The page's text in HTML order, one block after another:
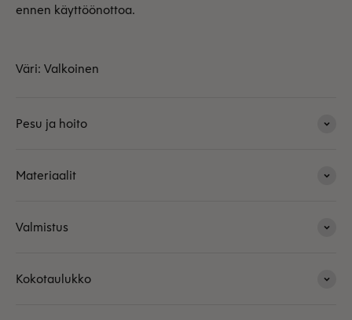
ennen käyttöönottoa.
Väri: Valkoinen
Pesu ja hoito
Materiaalit
Valmistus
Kokotaulukko